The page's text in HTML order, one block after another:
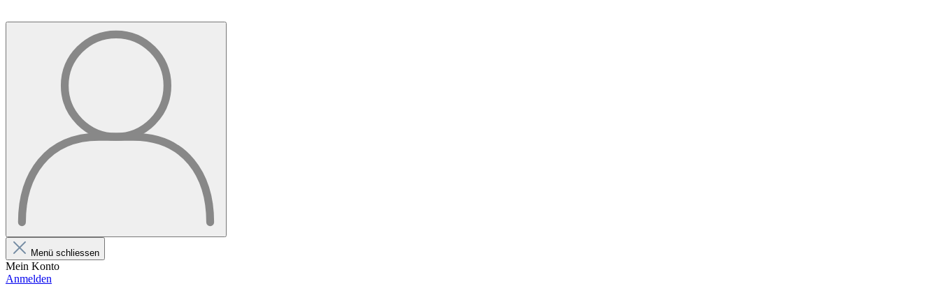
Menü schliessen
Mein Konto
Anmelden